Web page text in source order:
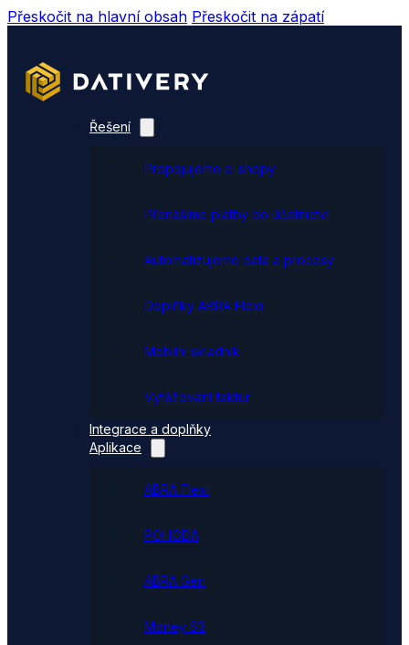
Přeskočit na hlavní obsah Přeskočit na zápatí
Řešení
Propojujeme e-shopy
Přenášíme platby do účetnictví
Automatizujeme data a procesy
Doplňky ABRA Flexi
Mobilní skladník
Vytěžování faktur
Integrace a doplňky
Aplikace
ABRA Flexi
POHODA
ABRA Gen
Money S3